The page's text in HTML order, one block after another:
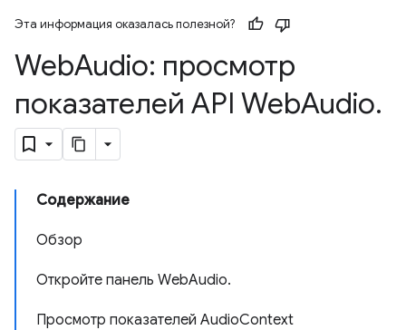
Эта информация оказалась полезной?
WebAudio: просмотр
показателей API WebAudio.
Содержание
Обзор
Откройте панель WebAudio.
Просмотр показателей AudioContext